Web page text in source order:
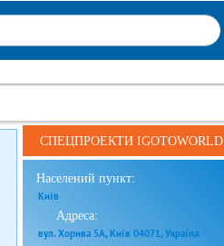
СПЕЦПРОЕКТИ IGOTOWORLD
Населений пункт:
Київ
Адреса:
вул. Хорива 5А, Київ 04071, Україна